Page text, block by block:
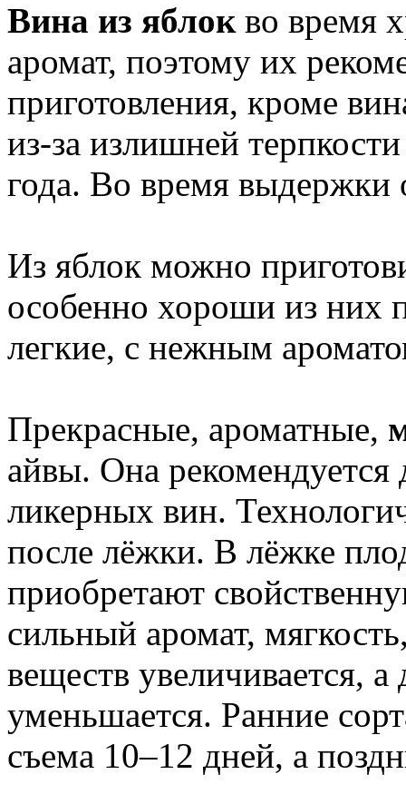
Вина из яблокво время
аромат, поэтому их
приготовления, кроме
из-за излишней
года. Во время выдержки
Из яблок можно
особенно хороши из них
легкие, с нежным
Прекрасные, ароматные,
айвы. Она рекомендуется
ликерных вин.
после лёжки. В лёжке
приобретают
сильный аромат,
веществ увеличивается,
уменьшается. Ранние
съема 10–12 дней, а